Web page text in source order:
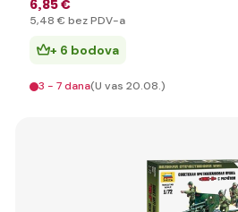
6,85 €
5,48 € bez PDV-a
+ 6 bodova
3 - 7 dana(U vas 20.08.)